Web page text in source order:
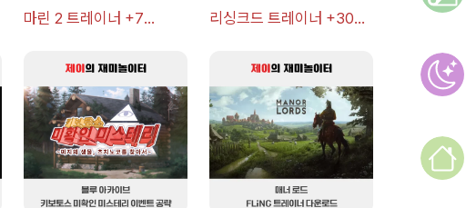
마린 2 트레이너 +7
리싱크드 트레이너 +30